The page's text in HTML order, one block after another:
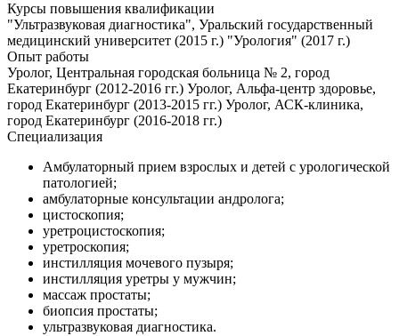
Курсы повышения квалификации
"Ультразвуковая диагностика", Уральский государственный
медицинский университет (2015 г.) "Урология" (2017 г.)
Опыт работы
Уролог, Центральная городская больница № 2, город
Екатеринбург (2012-2016 гг.) Уролог, Альфа-центр здоровье,
город Екатеринбург (2013-2015 гг.) Уролог, АСК-клиника,
город Екатеринбург (2016-2018 гг.)
Специализация
Амбулаторный прием взрослых и детей с урологической
патологией;
амбулаторные консультации андролога;
цистоскопия;
уретроцистоскопия;
уретроскопия;
инстилляция мочевого пузыря;
инстилляция уретры у мужчин;
массаж простаты;
биопсия простаты;
ультразвуковая диагностика.